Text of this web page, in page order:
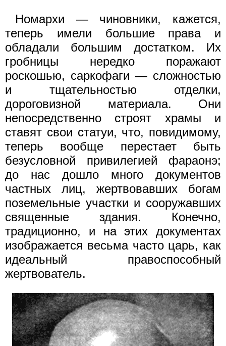
Номархи — чиновники, кажется,
теперь имели большие права и
обладали большим достатком. Их
гробницы нередко поражают
роскошью, саркофаги — сложностью
и тщательностью отделки,
дороговизной материала. Они
непосредственно строят храмы и
ставят свои статуи, что, повидимому,
теперь вообще перестает быть
безусловной привилегией фараонэ;
до нас дошло много документов
частных лиц, жертвовавших богам
поземельные участки и сооружавших
священные здания. Конечно,
традиционно, и на этих документах
изображается весьма часто царь, как
идеальный правоспособный
жертвователь.